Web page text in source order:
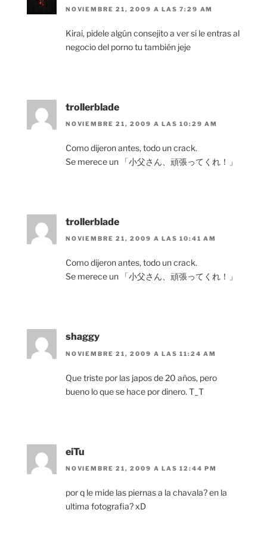
NOVIEMBRE 21, 2009 A LAS 7:29 AM
Kirai, pidele algún consejito a ver si le entras al
negocio del porno tu también jeje
trollerblade
NOVIEMBRE 21, 2009 A LAS 10:29 AM
Como dijeron antes, todo un crack.
Se merece un 「小父さん、頑張ってくれ！」
trollerblade
NOVIEMBRE 21, 2009 A LAS 10:41 AM
Como dijeron antes, todo un crack.
Se merece un 「小父さん、頑張ってくれ！」
shaggy
NOVIEMBRE 21, 2009 A LAS 11:24 AM
Que triste por las japos de 20 años, pero
bueno lo que se hace por dinero. T_T
eiTu
NOVIEMBRE 21, 2009 A LAS 12:44 PM
por q le mide las piernas a la chavala? en la
ultima fotografia? xD